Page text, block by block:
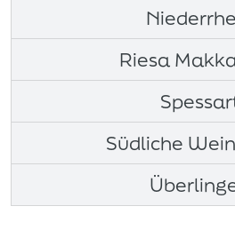
Riesa
Südliche